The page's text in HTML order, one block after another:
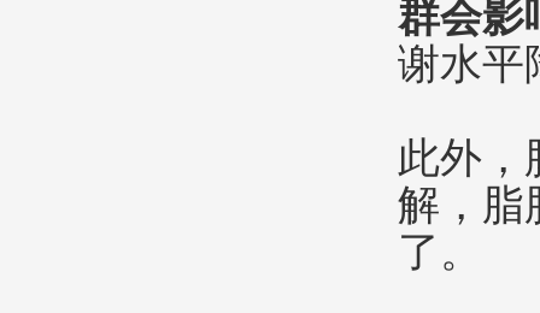
群会影
谢水平
此外，
解，脂
了。